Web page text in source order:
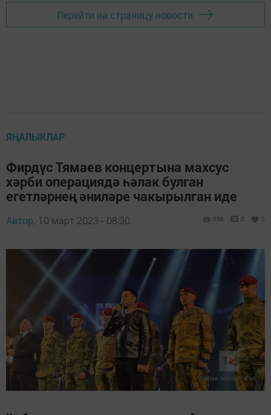
Перейти на страницу новости
ЯҢАЛЫКЛАР
Фирдүс Тямаев концертына махсус
хәрби операциядә һәлак булган
егетләрнең әниләре чакырылган иде
Автор, 10 март 2023 - 08:30 356 0 0